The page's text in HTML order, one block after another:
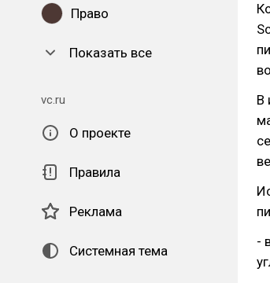
Право
Показать все
vc.ru
О проекте
Правила
Реклама
Системная тема
В
-